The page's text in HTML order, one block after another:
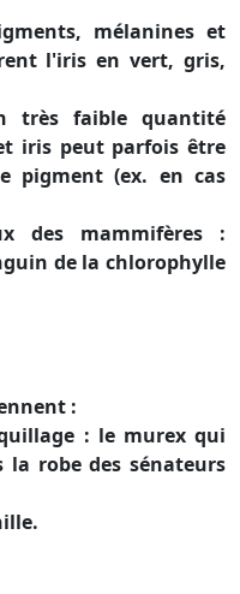
mélanines et
l'iris en vert, gris,
très faible quantité
iris peut parfois être
pigment (ex. en cas
mammifères :
de la chlorophylle
:
: le murex qui
la robe des sénateurs